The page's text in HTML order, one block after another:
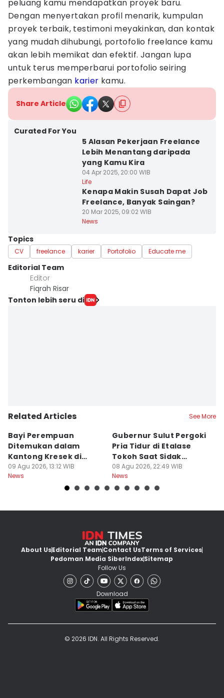
peluang kamu mendapatkan proyek baru.
Dengan menyertakan profil menarik, kumpulan
proyek terbaik, testimoni meyakinkan, dan kontak
yang mudah dihubungi, portofolio freelance kamu
akan lebih memikat dan efektif. Jangan lupa
untuk terus memperbarui portofolio seiring
perkembangan karier kamu.
Share Article
Curated For You
5 Alasan Pekerjaan Freelance
Lebih Menantang daripada
yang Kamu Kira
04 Apr 2025, 20:00 WIB
Life
Kenapa Makin Susah Dapat Job
Freelance, Banyak Saingan?
20 Mar 2025, 09:02 WIB
News
Topics
CV freelance karier Portofolio Educate me
Editorial Team
Editor
Fiqrah Risar
Tonton lebih seru di
Related Articles See More
Bayi Perempuan
Ditemukan dalam
Kantong Kresek di
Pinggir Jalan Gowa
09 Agu 2026, 13:12 WIB
News
Gubernur Sulut Pergoki
Pria Tidur di Etalase
Tokoh Saat Sidak
Gedung
08 Agu 2026, 22:49 WIB
News
About UsEditorial TeamContact UsTerms of Services
Pedoman Media SiberIndexSitemap
Follow Us
Download
© 2026 IDN. All Rights Reserved.